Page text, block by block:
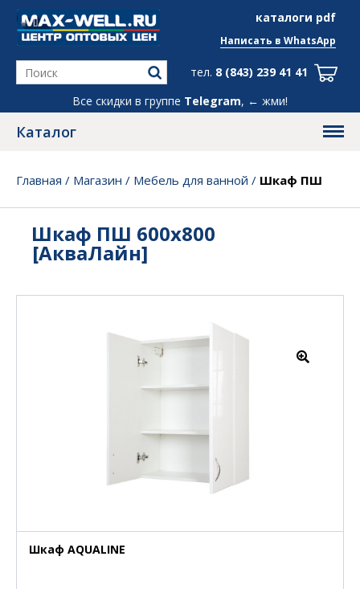
каталоги pdf
info@max-well.ru
Все скидки в группеTelegram, ← жми!
Написать в WhatsApp
тел. 8 (843) 239 41 41
Каталог
Главная / Магазин / Мебель для ванной / Шкаф ПШ
Шкаф ПШ 600х800
[АкваЛайн]
Шкаф AQUALINE